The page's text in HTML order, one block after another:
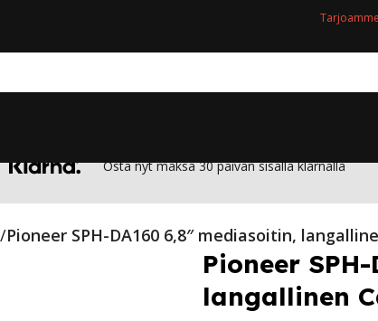
Osta nyt maksa 30 päivän sisällä klarnalla
Pioneer SPH-DA160 6,8″ mediasoitin,
Pioneer
langallinen